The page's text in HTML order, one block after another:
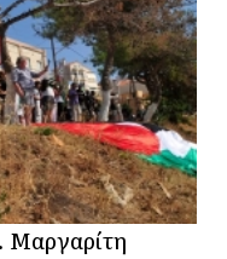
Μαργαρίτη